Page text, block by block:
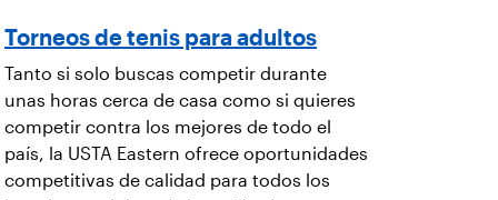
Torneos de tenis para adultos
Tanto si solo buscas competir durante
unas horas cerca de casa como si quieres
competir contra los mejores de todo el
país, la USTA Eastern ofrece oportunidades
competitivas de calidad para todos los